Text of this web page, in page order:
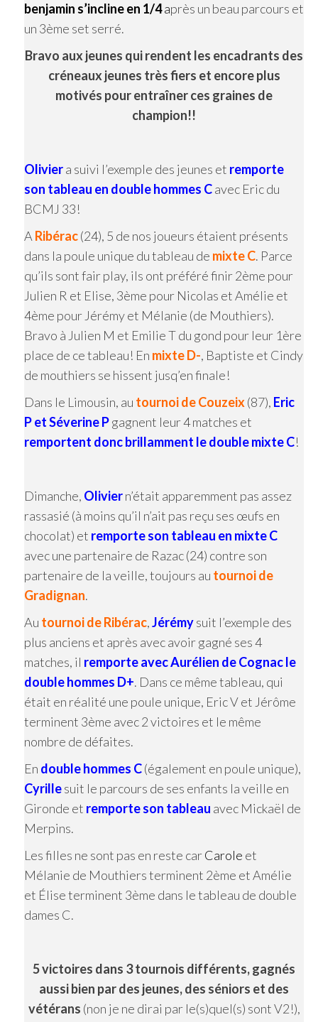
benjamin s’incline en 1/4après un beau parcours et
un 3ème set serré.
Bravo aux jeunes qui rendent les encadrants des
créneaux jeunes très fiers et encore plus
motivés pour entraîner ces graines de
champion!!
Oliviera suivi l’exemple des jeunes et remporte
son tableau en double hommes Cavec Eric du
BCMJ 33!
A Ribérac(24), 5 de nos joueurs étaient présents
dans la poule unique du tableau de mixte C. Parce
qu’ils sont fair play, ils ont préféré finir 2ème pour
Julien R et Elise, 3ème pour Nicolas et Amélie et
4ème pour Jérémy et Mélanie (de Mouthiers).
Bravo à Julien M et Emilie T du gond pour leur 1ère
place de ce tableau! En mixte D-, Baptiste et Cindy
de mouthiers se hissent jusq’en finale!
Dans le Limousin, au tournoi de Couzeix(87), Eric
P et Séverine Pgagnent leur 4 matches et
remportent donc brillamment le double mixte C!
Dimanche, Oliviern’était apparemment pas assez
rassasié (à moins qu’il n’ait pas reçu ses œufs en
chocolat) et remporte son tableau en mixte C
avec une partenaire de Razac (24) contre son
partenaire de la veille, toujours au tournoi de
Gradignan.
Au tournoi de Ribérac,Jérémysuit l’exemple des
plus anciens et après avec avoir gagné ses 4
matches, il remporte avec Aurélien de Cognac le
double hommes D+. Dans ce même tableau, qui
était en réalité une poule unique, Eric V et Jérôme
terminent 3ème avec 2 victoires et le même
nombre de défaites.
En double hommes C(également en poule unique),
Cyrillesuit le parcours de ses enfants la veille en
Gironde et remporteson tableau avec Mickaël de
Merpins.
Les filles ne sont pas en reste carCarole et
Mélanie de Mouthiers terminent 2ème et Amélie
et Élise terminent 3ème dans le tableau de double
dames C.
5 victoires dans 3 tournois différents, gagnés
aussi bien par des jeunes, des séniors et des
vétérans (non je ne dirai par le(s)quel(s) sont V2!),